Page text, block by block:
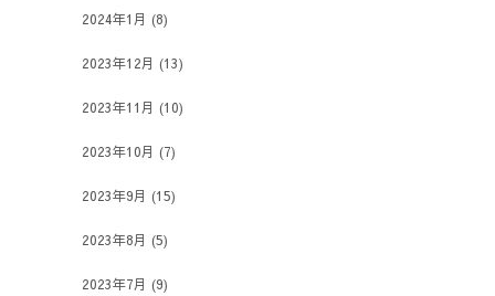
2024年1月 (8)
2023年12月 (13)
2023年11月 (10)
2023年10月 (7)
2023年9月 (15)
2023年8月 (5)
2023年7月 (9)